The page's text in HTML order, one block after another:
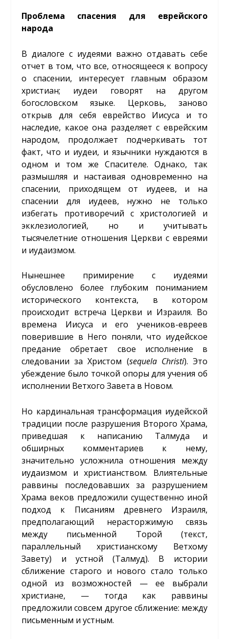
Проблема спасения для еврейского
народа
В диалоге с иудеями важно отдавать себе
отчет в том, что все, относящееся к вопросу
о спасении, интересует главным образом
христиан; иудеи говорят на другом
богословском языке. Церковь, заново
открыв для себя еврейство Иисуса и то
наследие, какое она разделяет с еврейским
народом, продолжает подчеркивать тот
факт, что и иудеи, и язычники нуждаются в
одном и том же Спасителе. Однако, так
размышляя и настаивая одновременно на
спасении, приходящем от иудеев, и на
спасении для иудеев, нужно не только
избегать противоречий с христологией и
экклезиологией, но и учитывать
тысячелетние отношения Церкви с евреями
и иудаизмом.
Нынешнее примирение с иудеями
обусловлено более глубоким пониманием
исторического контекста, в котором
происходит встреча Церкви и Израиля. Во
времена Иисуса и его учеников-евреев
поверившие в Него поняли, что иудейское
предание обретает свое исполнение в
следовании за Христом (sequela Christi). Это
убеждение было точкой опоры для учения об
исполнении Ветхого Завета в Новом.
Но кардинальная трансформация иудейской
традиции после разрушения Второго Храма,
приведшая к написанию Талмуда и
обширных комментариев к нему,
значительно усложнила отношения между
иудаизмом и христианством. Влиятельные
раввины последовавших за разрушением
Храма веков предложили существенно иной
подход к Писаниям древнего Израиля,
предполагающий нерасторжимую связь
между письменной Торой (текст,
параллельный христианскому Ветхому
Завету) и устной (Талмуд). В истории
сближение старого и нового стало только
одной из возможностей — ее выбрали
христиане, — тогда как раввины
предложили совсем другое сближение: между
письменным и устным.